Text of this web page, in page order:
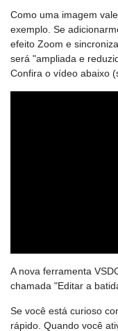
Como uma imagem
exemplo. Se
efeito Zoom e
será "ampliada e
Confira o vídeo abaixo
A nova ferramenta
chamada "Editar a
Se você está curioso
rápido. Quando você